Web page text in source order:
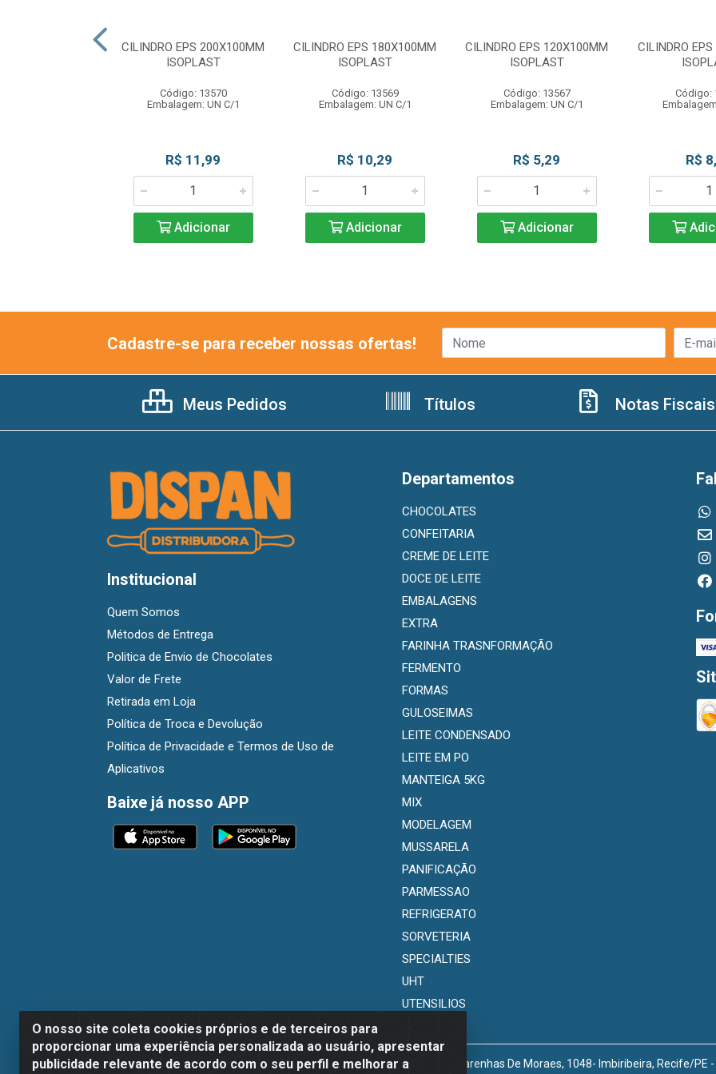
CILINDRO EPS 200X100MM
ISOPLAST
Código: 13570
Embalagem: UN C/1
R$ 11,99
Adicionar
CILINDRO EPS 180X100MM
ISOPLAST
Código: 13569
Embalagem: UN C/1
R$ 10,29
Adicionar
CILINDRO EPS 120X100MM
ISOPLAST
Código: 13567
Embalagem: UN C/1
R$ 5,29
Adicionar
CILINDRO
Código:
R$
O nosso site coleta cookies próprios e de terceiros para
proporcionar uma experiência personalizada ao usuário, apresentar
publicidade relevante de acordo com o seu perfil e melhorar a
Cadastre-se para receber nossas ofertas!
Meus Pedidos Títulos Notas Fiscais
Institucional
Quem Somos
Métodos de Entrega
Politica de Envio de Chocolates
Valor de Frete
Retirada em Loja
Política de Troca e Devolução
Política de Privacidade e Termos de Uso de
Aplicativos
Baixe já nosso APP
Departamentos
CHOCOLATES
CONFEITARIA
CREME DE LEITE
DOCE DE LEITE
EMBALAGENS
EXTRA
FARINHA TRASNFORMAÇÃO
FERMENTO
FORMAS
GULOSEIMAS
LEITE CONDENSADO
LEITE EM PO
MANTEIGA 5KG
MIX
MODELAGEM
MUSSARELA
PANIFICAÇÃO
PARMESSAO
REFRIGERATO
SORVETERIA
SPECIALTIES
UHT
UTENSILIOS
Dispan Distribuidora de Alimentos LTDA - Avenida Marechal Mascarenhas De Moraes, 1048- Imbiribeira, Recife/PE